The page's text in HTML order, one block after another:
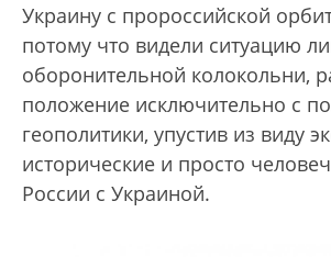
Украину с пророссийской
потому что видели ситуацию
оборонительной колокольни,
положение исключительно с
геополитики, упустив из виду
исторические и просто
России с Украиной.